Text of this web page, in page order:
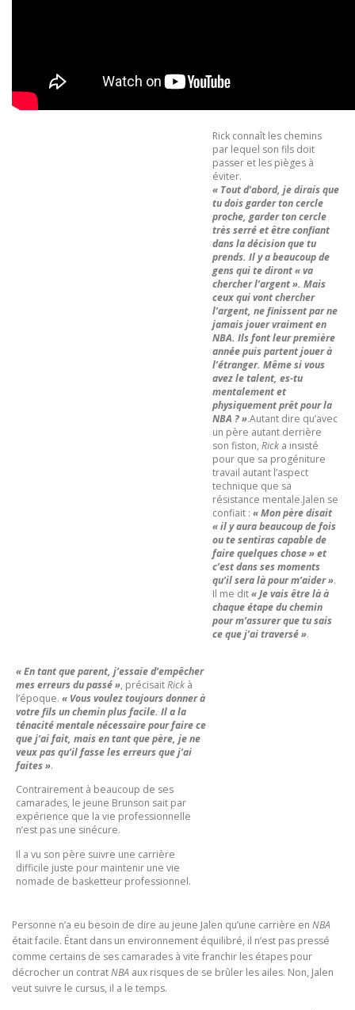
Rick connaît les chemins
par lequel son fils doit
passer et les pièges à
éviter.
« Tout d’abord, je dirais que
tu dois garder ton cercle
proche, garder ton cercle
très serré et être confiant
dans la décision que tu
prends. Il y a beaucoup de
gens qui te diront « va
chercher l’argent ». Mais
ceux qui vont chercher
l’argent, ne finissent par ne
jamais jouer vraiment en
NBA. Ils font leur première
année puis partent jouer à
l’étranger. Même si vous
avez le talent, es-tu
mentalement et
physiquement prêt pour la
NBA ? ».Autant dire qu’avec
un père autant derrière
son fiston, Rick a insisté
pour que sa progéniture
travail autant l’aspect
technique que sa
résistance mentale.Jalen se
confiait : « Mon père disait
« il y aura beaucoup de fois
ou te sentiras capable de
faire quelques chose » et
c’est dans ses moments
qu’il sera là pour m’aider ».
Il me dit« Je vais être là à
chaque étape du chemin
pour m’assurer que tu sais
ce que j’ai traversé ».
« En tant que parent, j’essaie d’empêcher
mes erreurs du passé », précisaitRick à
l’époque. « Vous voulez toujours donner à
votre fils un chemin plus facile. Il a la
ténacité mentale nécessaire pour faire ce
que j’ai fait, mais en tant que père, je ne
veux pas qu’il fasse les erreurs que j’ai
faites ».
Contrairement à beaucoup de ses
camarades, le jeune Brunson sait par
expérience que la vie professionnelle
n’est pas une sinécure.
Il a vu son père suivre une carrière
difficile juste pour maintenir une vie
nomade de basketteur professionnel.
Personne n’a eu besoin de dire au jeune Jalen qu’une carrière en NBA
était facile. Étant dans un environnement équilibré, il n’est pas pressé
comme certains de ses camarades à vite franchir les étapes pour
décrocher un contratNBA aux risques de se brûler les ailes. Non, Jalen
veut suivre le cursus, il a le temps.